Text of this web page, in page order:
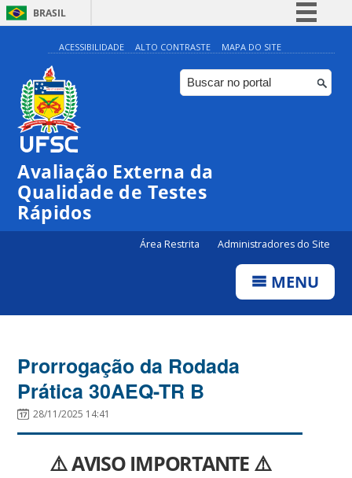
BRASIL
Simplifique!
Comunica BR
Participe
ACESSIBILIDADE ALTO CONTRASTE MAPA DO SITE
Avaliação Externa da
Qualidade de Testes
Rápidos
Área Restrita Administradores do Site
MENU
Prorrogação da Rodada
Prática 30AEQ-TR B
28/11/2025 14:41
⚠️AVISO IMPORTANTE ⚠️